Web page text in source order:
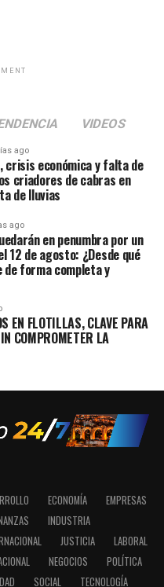
VIDEOS
ago
crisis económica y falta de
criadores de cabras en
de lluvias
ago
en penumbra por un
12 de agosto: ¿Desde qué
forma completa y
EN FLOTILLAS, CLAVE PARA
COMPROMETER LA
ECONOMÍA
EMPRESAS
INDUSTRIA
JUSTICIA
LABORAL
NEGOCIOS
POLÍTICA
SOCIAL TECNOLOGÍA